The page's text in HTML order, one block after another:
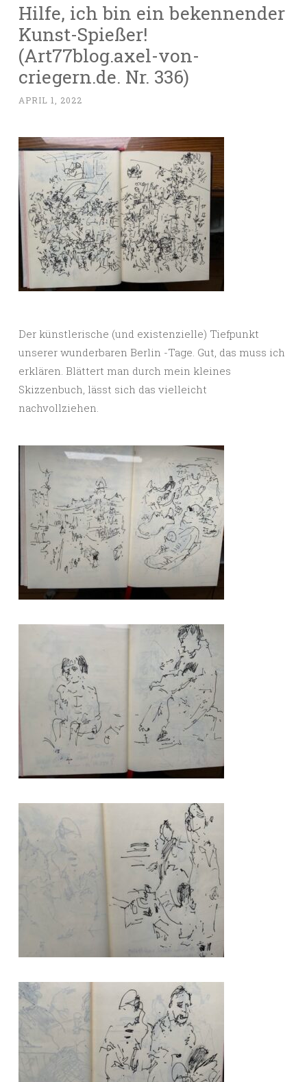
Hilfe, ich bin ein bekennender
Kunst-Spießer!
(Art77blog.axel-von-
criegern.de. Nr. 336)
APRIL 1, 2022
Der künstlerische (und existenzielle) Tiefpunkt
unserer wunderbaren Berlin -Tage. Gut, das muss ich
erklären. Blättert man durch mein kleines
Skizzenbuch, lässt sich das vielleicht
nachvollziehen.